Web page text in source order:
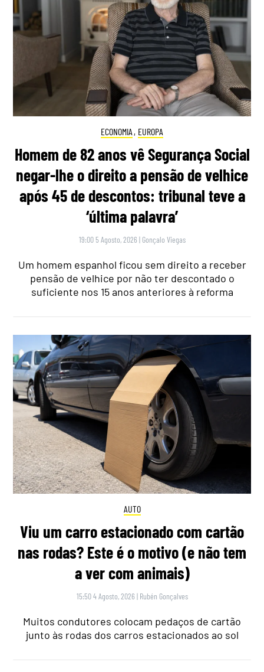
ECONOMIA , EUROPA
Homem de 82 anos vê Segurança Social
negar-lhe o direito a pensão de velhice
após 45 de descontos: tribunal teve a
‘última palavra’
19:00 5 Agosto, 2026 | Gonçalo Viegas
Um homem espanhol ficou sem direito a receber
pensão de velhice por não ter descontado o
suficiente nos 15 anos anteriores à reforma
AUTO
Viu um carro estacionado com cartão
nas rodas? Este é o motivo (e não tem
a ver com animais)
15:50 4 Agosto, 2026 | Rubén Gonçalves
Muitos condutores colocam pedaços de cartão
junto às rodas dos carros estacionados ao sol